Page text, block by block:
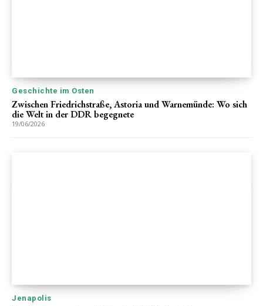
Geschichte im Osten
Zwischen Friedrichstraße, Astoria und Warnemünde: Wo sich
die Welt in der DDR begegnete
19/06/2026
Jenapolis